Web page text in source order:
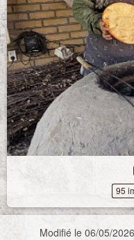
95
Modifié le 06/05/